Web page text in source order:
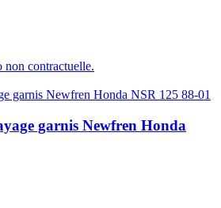
non contractuelle.
garnis Newfren Honda